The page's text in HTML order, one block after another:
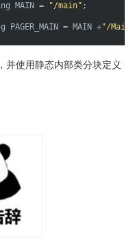
MAIN = "/main" ;
PAGER_MAIN = MAIN +"/Main"
使用静态内部类分块定义